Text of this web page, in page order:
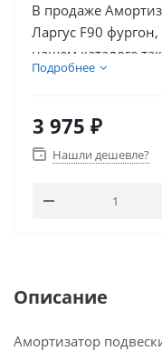
В продаже
Ларгус F90 фургон,
нашем каталоге
оригинальную
Подробнее
3 975 ₽
Нашли дешевле?
Описание
Амортизатор